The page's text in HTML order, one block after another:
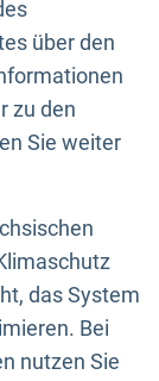
über den
zu den
Sie weiter
das System
Bei
nutzen Sie